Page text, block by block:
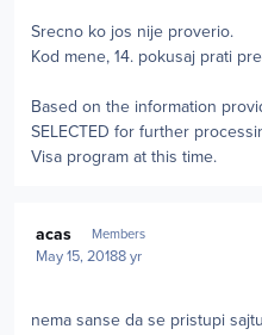
Srecno ko jos nije proverio.
Kod mene, 14. pokusaj prati
Based on the information
SELECTED for further
Visa program at this time.
acas Members
May 15, 20188 yr
nema sanse da se pristupi sajtu